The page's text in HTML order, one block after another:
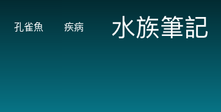
孔雀魚 疾病